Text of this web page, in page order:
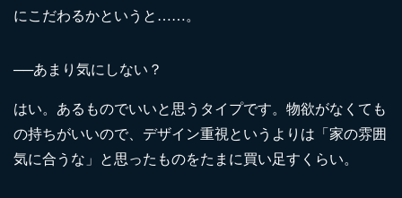
にこだわるかというと……。
──あまり気にしない？
はい。あるものでいいと思うタイプです。物欲がなくても
の持ちがいいので、デザイン重視というよりは「家の雰囲
気に合うな」と思ったものをたまに買い足すくらい。